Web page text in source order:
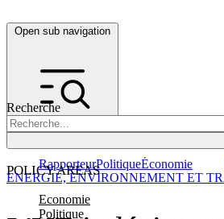
Open sub navigation
Recherche
POLICY AREAS
Economie
Politique
RapporteurPolitiqueÉconomie
ENERGIE, ENVIRONNEMENT ET